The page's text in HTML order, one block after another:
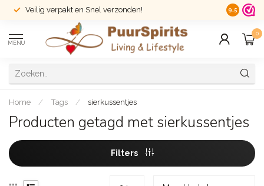
Veilig verpakt en Snel verzonden! 14 dagen
9.5
MENU
0
Home / Tags / sierkussentjes
Producten getagd met sierkussentjes
Filters